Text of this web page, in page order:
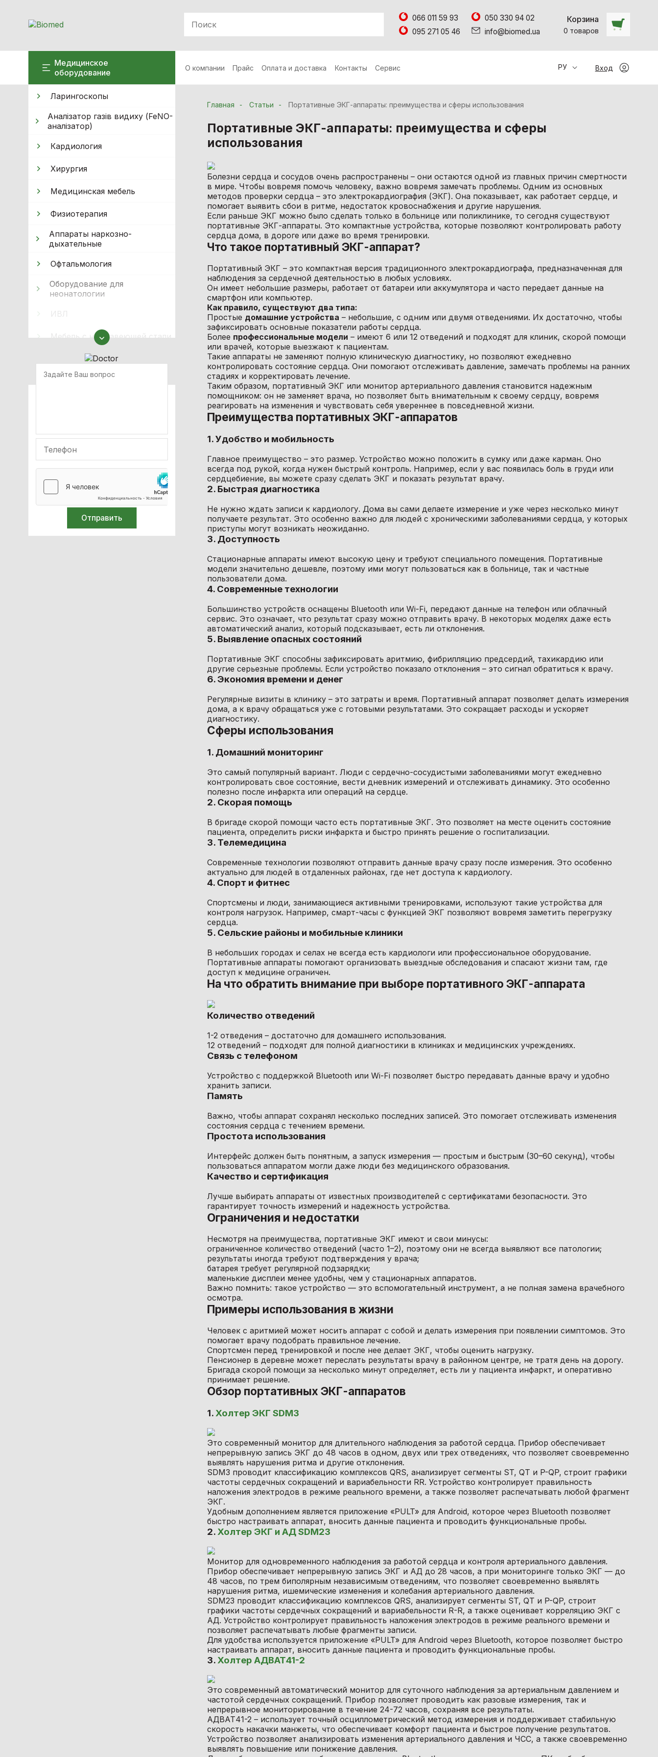
066 011 59 93
050 330 94 02
095 271 05 46
info@biomed.ua
Корзина
0 товаров
Медицинское
оборудование
О компании Прайс Оплата и доставка Контакты Сервис РУ Вход
Ларингоскопы
Аналізатор газів видиху (FeNO-
аналізатор)
Кардиология
Хирургия
Медицинская мебель
Физиотерапия
Аппараты наркозно-
дыхательные
Офтальмология
Оборудование для
неонатологии
Мебель с нержавеющей стали
Оборудование для
иммобилизации
Лабораторное оборудование
Спирометры / Пикфлуометры
Билирубинометры
Иглосжигатели
Главная Статьи Портативные ЭКГ-аппараты: преимущества и сферы использования
Портативные ЭКГ-аппараты: преимущества и сферы
использования
Болезни сердца и сосудов очень распространены – они остаются одной из главных причин смертности
в мире. Чтобы вовремя помочь человеку, важно вовремя замечать проблемы. Одним из основных
методов проверки сердца – это электрокардиография (ЭКГ). Она показывает, как работает сердце, и
помогает выявить сбои в ритме, недостаток кровоснабжения и другие нарушения.
Если раньше ЭКГ можно было сделать только в больнице или поликлинике, то сегодня существуют
портативные ЭКГ-аппараты. Это компактные устройства, которые позволяют контролировать работу
сердца дома, в дороге или даже во время тренировки.
Что такое портативный ЭКГ-аппарат?
Портативный ЭКГ – это компактная версия традиционного электрокардиографа, предназначенная для
наблюдения за сердечной деятельностью в любых условиях.
Он имеет небольшие размеры, работает от батареи или аккумулятора и часто передает данные на
смартфон или компьютер.
Как правило, существуют два типа:
Простые домашние устройства – небольшие, с одним или двумя отведениями. Их достаточно, чтобы
зафиксировать основные показатели работы сердца.
Более профессиональные модели – имеют 6 или 12 отведений и подходят для клиник, скорой помощи
или врачей, которые выезжают к пациентам.
Такие аппараты не заменяют полную клиническую диагностику, но позволяют ежедневно
контролировать состояние сердца. Они помогают отслеживать давление, замечать проблемы на ранних
стадиях и корректировать лечение.
Таким образом, портативный ЭКГ или монитор артериального давления становится надежным
помощником: он не заменяет врача, но позволяет быть внимательным к своему сердцу, вовремя
реагировать на изменения и чувствовать себя увереннее в повседневной жизни.
Преимущества портативных ЭКГ-аппаратов
1. Удобство и мобильность
Главное преимущество – это размер. Устройство можно положить в сумку или даже карман. Оно
всегда под рукой, когда нужен быстрый контроль. Например, если у вас появилась боль в груди или
сердцебиение, вы можете сразу сделать ЭКГ и показать результат врачу.
2. Быстрая диагностика
Не нужно ждать записи к кардиологу. Дома вы сами делаете измерение и уже через несколько минут
получаете результат. Это особенно важно для людей с хроническими заболеваниями сердца, у которых
приступы могут возникать неожиданно.
3. Доступность
Стационарные аппараты имеют высокую цену и требуют специального помещения. Портативные
модели значительно дешевле, поэтому ими могут пользоваться как в больнице, так и частные
пользователи дома.
4. Современные технологии
Большинство устройств оснащены Bluetooth или Wi-Fi, передают данные на телефон или облачный
сервис. Это означает, что результат сразу можно отправить врачу. В некоторых моделях даже есть
автоматический анализ, который подсказывает, есть ли отклонения.
5. Выявление опасных состояний
Портативные ЭКГ способны зафиксировать аритмию, фибрилляцию предсердий, тахикардию или
другие серьезные проблемы. Если устройство показало отклонения – это сигнал обратиться к врачу.
6. Экономия времени и денег
Регулярные визиты в клинику – это затраты и время. Портативный аппарат позволяет делать измерения
дома, а к врачу обращаться уже с готовыми результатами. Это сокращает расходы и ускоряет
диагностику.
Сферы использования
1. Домашний мониторинг
Это самый популярный вариант. Люди с сердечно-сосудистыми заболеваниями могут ежедневно
контролировать свое состояние, вести дневник измерений и отслеживать динамику. Это особенно
полезно после инфаркта или операций на сердце.
2. Скорая помощь
В бригаде скорой помощи часто есть портативные ЭКГ. Это позволяет на месте оценить состояние
пациента, определить риски инфаркта и быстро принять решение о госпитализации.
3. Телемедицина
Современные технологии позволяют отправить данные врачу сразу после измерения. Это особенно
актуально для людей в отдаленных районах, где нет доступа к кардиологу.
4. Спорт и фитнес
Спортсмены и люди, занимающиеся активными тренировками, используют такие устройства для
контроля нагрузок. Например, смарт-часы с функцией ЭКГ позволяют вовремя заметить перегрузку
сердца.
5. Сельские районы и мобильные клиники
В небольших городах и селах не всегда есть кардиологи или профессиональное оборудование.
Портативные аппараты помогают организовать выездные обследования и спасают жизни там, где
доступ к медицине ограничен.
На что обратить внимание при выборе портативного ЭКГ-аппарата
Количество отведений
1-2 отведения – достаточно для домашнего использования.
12 отведений – подходят для полной диагностики в клиниках и медицинских учреждениях.
Связь с телефоном
Устройство с поддержкой Bluetooth или Wi-Fi позволяет быстро передавать данные врачу и удобно
хранить записи.
Память
Важно, чтобы аппарат сохранял несколько последних записей. Это помогает отслеживать изменения
состояния сердца с течением времени.
Простота использования
Интерфейс должен быть понятным, а запуск измерения — простым и быстрым (30–60 секунд), чтобы
пользоваться аппаратом могли даже люди без медицинского образования.
Качество и сертификация
Лучше выбирать аппараты от известных производителей с сертификатами безопасности. Это
гарантирует точность измерений и надежность устройства.
Ограничения и недостатки
Несмотря на преимущества, портативные ЭКГ имеют и свои минусы:
ограниченное количество отведений (часто 1–2), поэтому они не всегда выявляют все патологии;
результаты иногда требуют подтверждения у врача;
батарея требует регулярной подзарядки;
маленькие дисплеи менее удобны, чем у стационарных аппаратов.
Важно помнить: такое устройство — это вспомогательный инструмент, а не полная замена врачебного
осмотра.
Примеры использования в жизни
Человек с аритмией может носить аппарат с собой и делать измерения при появлении симптомов. Это
помогает врачу подобрать правильное лечение.
Спортсмен перед тренировкой и после нее делает ЭКГ, чтобы оценить нагрузку.
Пенсионер в деревне может переслать результаты врачу в районном центре, не тратя день на дорогу.
Бригада скорой помощи за несколько минут определяет, есть ли у пациента инфаркт, и оперативно
принимает решение.
Обзор портативных ЭКГ-аппаратов
1. Холтер ЭКГ SDM3
Это современный монитор для длительного наблюдения за работой сердца. Прибор обеспечивает
непрерывную запись ЭКГ до 48 часов в одном, двух или трех отведениях, что позволяет своевременно
выявлять нарушения ритма и другие отклонения.
SDM3 проводит классификацию комплексов QRS, анализирует сегменты ST, QT и P-QP, строит графики
частоты сердечных сокращений и вариабельности RR. Устройство контролирует правильность
наложения электродов в режиме реального времени, а также позволяет распечатывать любой фрагмент
ЭКГ.
Удобным дополнением является приложение «PULT» для Android, которое через Bluetooth позволяет
быстро настраивать аппарат, вносить данные пациента и проводить функциональные пробы.
2. Холтер ЭКГ и АД SDM23
Монитор для одновременного наблюдения за работой сердца и контроля артериального давления.
Прибор обеспечивает непрерывную запись ЭКГ и АД до 28 часов, а при мониторинге только ЭКГ — до
48 часов, по трем биполярным независимым отведениям, что позволяет своевременно выявлять
нарушения ритма, ишемические изменения и колебания артериального давления.
SDM23 проводит классификацию комплексов QRS, анализирует сегменты ST, QT и P-QP, строит
графики частоты сердечных сокращений и вариабельности R-R, а также оценивает корреляцию ЭКГ с
АД. Устройство контролирует правильность наложения электродов в режиме реального времени и
позволяет распечатывать любые фрагменты записи.
Для удобства используется приложение «PULT» для Android через Bluetooth, которое позволяет быстро
настраивать аппарат, вносить данные пациента и проводить функциональные пробы.
3. Холтер АДВАТ41-2
Это современный автоматический монитор для суточного наблюдения за артериальным давлением и
частотой сердечных сокращений. Прибор позволяет проводить как разовые измерения, так и
непрерывное мониторирование в течение 24-72 часов, сохраняя все результаты.
АДВАТ41-2 – использует точный осциллометрический метод измерения и поддерживает стабильную
скорость накачки манжеты, что обеспечивает комфорт пациента и быстрое получение результатов.
Устройство позволяет анализировать изменения артериального давления и ЧСС, а также своевременно
выявлять повышение или понижение давления.